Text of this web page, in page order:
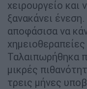
χειρουργείο και
ξανακάνει
αποφάσισα να
Ταλαιπωρήθηκα
μικρές
τρεις μήνες